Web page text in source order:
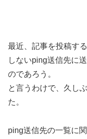
最近、記事を投稿す
しないping送信先に
のであろう。
と言うわけで、久し
た。
ping送信先の一覧に